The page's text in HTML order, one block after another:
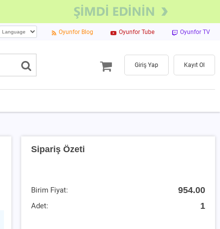
Oyunfor Blog Oyunfor Tube Oyunfor TV
Giriş Yap Kayıt Ol
Sipariş Özeti
Birim Fiyat: 954.00
Adet: 1